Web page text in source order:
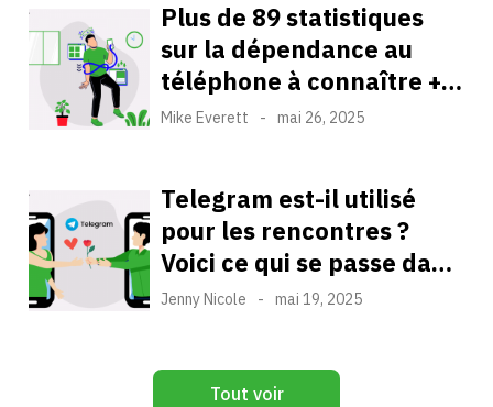
Plus de 89 statistiques
sur la dépendance au
téléphone à connaître +
des solutions pour y faire
Mike Everett - mai 26, 2025
Telegram est-il utilisé
pour les rencontres ?
Voici ce qui se passe dans
les groupes privés et les
Jenny Nicole - mai 19, 2025
Tout voir